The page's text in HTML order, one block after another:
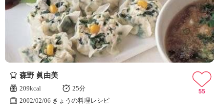
森野 眞由美
209kcal
25分
2002/02/06 きょうの料理レシピ
55